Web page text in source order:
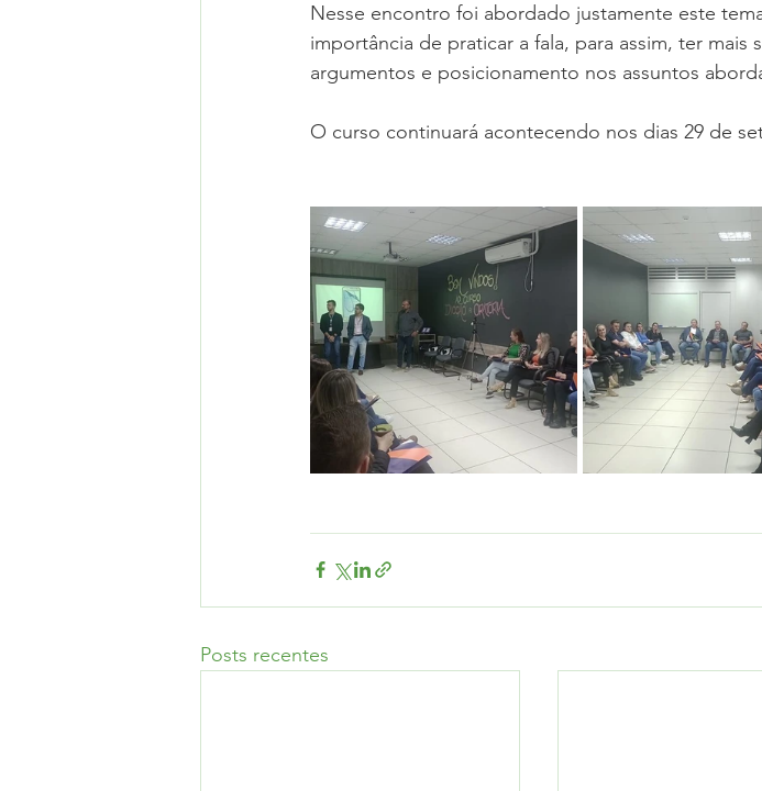
Nesse encontro foi abordado justamente este
importância de praticar a fala, para assim, ter mais
argumentos e posicionamento nos assuntos
O curso continuará acontecendo nos dias 29 de
Posts recentes